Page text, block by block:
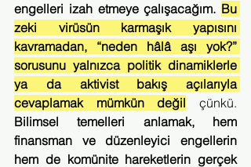
engelleri izah etmeye çalışacağım. Bu
zeki virüsün karmaşık yapısını
kavramadan, “neden hâlâ aşı yok?”
sorusunu yalnızca politik dinamiklerle
ya da aktivist bakış açılarıyla
cevaplamak mümkün değil
Bilimsel temelleri anlamak, hem
finansman ve düzenleyici engellerin
hem de komünite hareketlerin gerçek